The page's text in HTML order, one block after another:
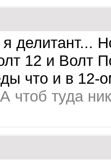
делитант...
12 и Волт
что и в 12-
чтоб туда